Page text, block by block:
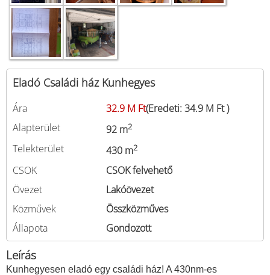
Eladó Családi ház Kunhegyes
Ára 32.9 M Ft(Eredeti: 34.9 M Ft )
Alapterület
92 m2
Telekterület 430 m2
CSOK
CSOK felvehető
Övezet
Lakóövezet
Közművek
Összközműves
Állapota
Gondozott
Leírás
Kunhegyesen eladó egy családi ház! A 430nm-es